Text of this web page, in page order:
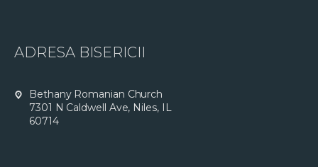
ADRESA BISERICII
Bethany Romanian Church
7301 N Caldwell Ave, Niles, IL
60714